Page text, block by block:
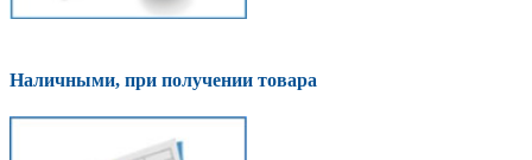
Наличными, при получении товара